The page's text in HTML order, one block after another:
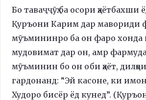
Бо таваҷҷӯҳ ба осори ҳаётбахши
Қуръони Карим дар мавориди
мӯъмининро ба он фаро хонда
мудовимат дар он, амр
мӯъминин бо он оби ҳаёт,
гардонанд: “Эй касоне, ки
Худоро бисёр ёд кунед”.